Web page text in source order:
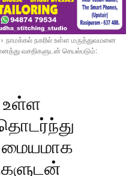
நாமக்கல் நகரில் உள்ள மருத்துவமனை
வசதிகளுடன் செயல்படும்:
உள்ள
மையமாக